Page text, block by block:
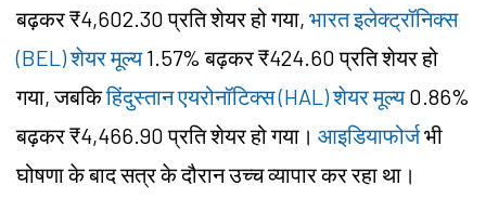
बढ़कर ₹4,602.30 प्रति शेयर हो गया, भारत इलेक्ट्रॉनिक्स
(BEL) शेयर मूल्य1.57% बढ़कर ₹424.60 प्रति शेयर हो
गया, जबकिहिंदुस्तान एयरोनॉटिक्स (HAL) शेयर मूल्य0.86%
बढ़कर ₹4,466.90 प्रति शेयर हो गया। आइडियाफोर्जभी
घोषणा के बाद सत्र के दौरान उच्च व्यापार कर रहा था।